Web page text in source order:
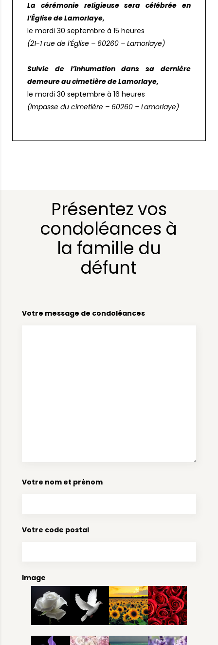
La cérémonie religieuse sera célébrée en
l’Église de Lamorlaye,
le mardi 30 septembre à 15 heures
(21-1 rue de l’Église – 60260 – Lamorlaye)
Suivie de l’inhumation dans sa dernière
demeure au cimetière de Lamorlaye,
le mardi 30 septembre à 16 heures
(Impasse du cimetière – 60260 – Lamorlaye)
Présentez vos
condoléances à
la famille du
défunt
Votre message de condoléances
Votre nom et prénom
Votre code postal
Image